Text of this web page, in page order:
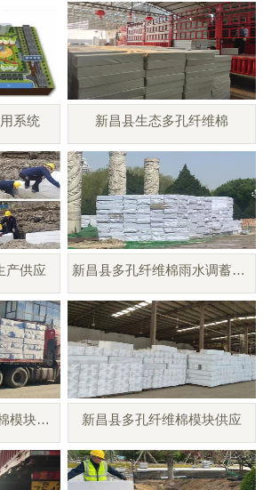
系统 新昌县生态多孔纤维棉
产供应 新昌县多孔纤维棉雨水调蓄模块
新昌县生态多孔纤维棉模块厂家 新昌县多孔纤维棉模块供应